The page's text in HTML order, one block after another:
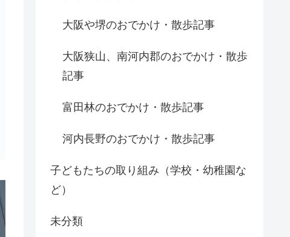
大阪や堺のおでかけ・散歩記事
大阪狭山、南河内郡のおでかけ・散歩
記事
富田林のおでかけ・散歩記事
河内長野のおでかけ・散歩記事
子どもたちの取り組み（学校・幼稚園な
ど）
未分類